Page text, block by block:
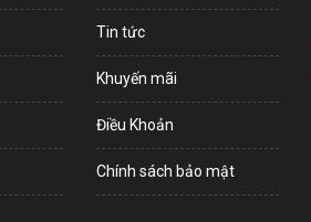
Tin tức
Khuyến mãi
Điều Khoản
Chính sách bảo mật